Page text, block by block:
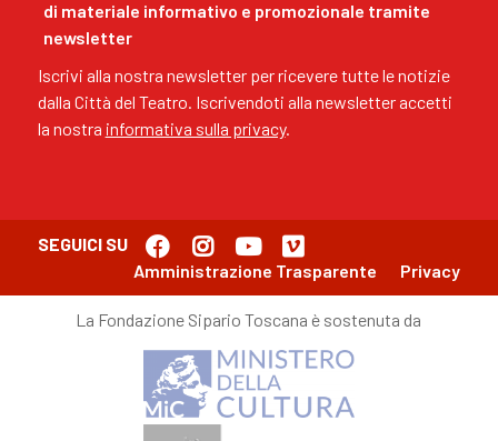
di materiale informativo e promozionale tramite
newsletter
Iscrivi alla nostra newsletter per ricevere tutte le notizie
dalla Città del Teatro. Iscrivendoti alla newsletter accetti
la nostra informativa sulla privacy.
SEGUICI SU
Amministrazione Trasparente
Privacy
La Fondazione Sipario Toscana è sostenuta da